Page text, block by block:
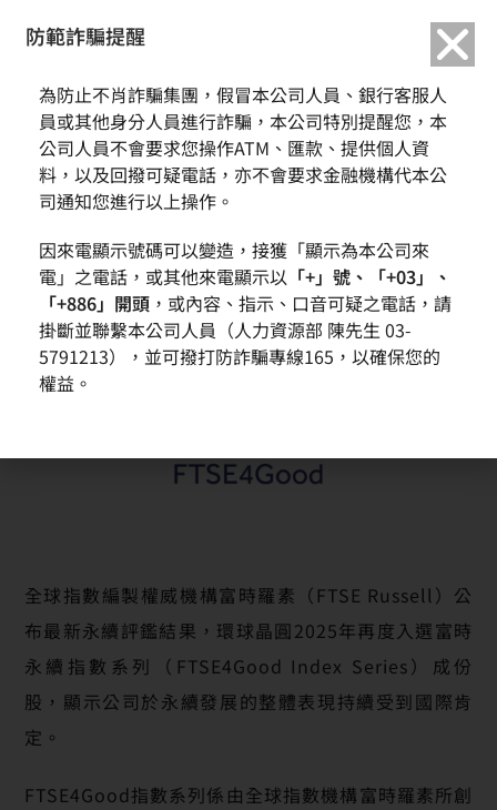
環球晶圓連續四年獲選FTSE4Good ESG成份公司 2025年評分再創新高
環球晶圓連續四年獲選FTSE4Good ESG成份公司 2025年評
分再創新高
全球指數編製權威機構富時羅素（FTSE Russell）公
布最新永續評鑑結果，環球晶圓2025年再度入選富時
永續指數系列（FTSE4Good Index Series）成份
股，顯示公司於永續發展的整體表現持續受到國際肯
定。
FTSE4Good指數系列係由全球指數機構富時羅素所創
防範詐騙提醒
為防止不肖詐騙集團，假冒本公司人員、銀行客服人
員或其他身分人員進行詐騙，本公司特別提醒您，本
公司人員不會要求您操作ATM、匯款、提供個人資
料，以及回撥可疑電話，亦不會要求金融機構代本公
司通知您進行以上操作。
因來電顯示號碼可以變造，接獲「顯示為本公司來
電」之電話，或其他來電顯示以 「+」號、「+03」、
「+886」開頭 ，或內容、指示、口音可疑之電話，請
掛斷並聯繫本公司人員（人力資源部 陳先生 03-
5791213），並可撥打防詐騙專線165，以確保您的
權益。